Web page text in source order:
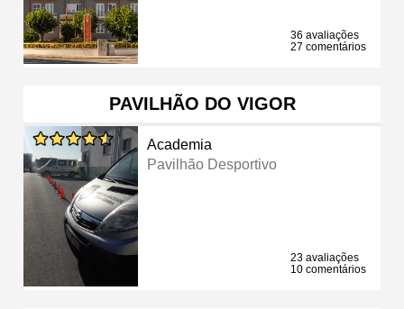
36 avaliações
27 comentários
PAVILHÃO DO VIGOR
Academia
Pavilhão Desportivo
23 avaliações
10 comentários